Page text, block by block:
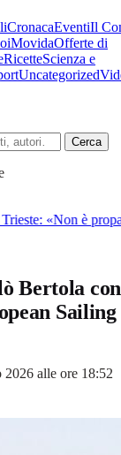
CronacaEventiIl
MovidaOfferte di
RicetteScienza e
Uncategorized
Cerca
«Non è
Bertola
2026 alle ore 18:52